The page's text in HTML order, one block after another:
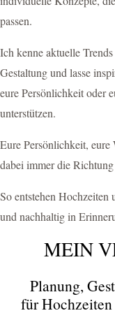
passen.
Ich kenne aktuelle
Gestaltung und lasse
eure Persönlichkeit oder
unterstützen.
Eure Persönlichkeit, eure
dabei immer die
So entstehen Hochzeiten
und nachhaltig in
MEIN
Planung,
für